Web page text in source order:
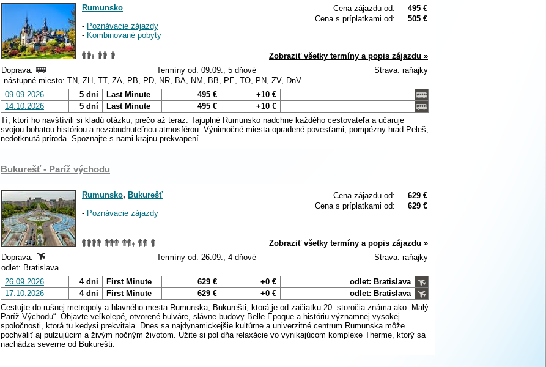
Cena zájazdu od:
495 €
Cena s príplatkami od:
505 €
Rumunsko
- Poznávacie zájazdy
- Kombinované pobyty
Zobraziť všetky termíny a popis zájazdu »
Doprava:
Termíny od: 09.09., 5 dňové
Strava: raňajky
nástupné miesto: TN, ZH, TT, ZA, PB, PD, NR, BA, NM, BB, PE, TO, PN, ZV, DnV
09.09.2026
5 dní Last Minute 495 €
+10 €
14.10.2026
5 dní Last Minute 495 €
+10 €
Tí, ktorí ho navštívili si kladú otázku, prečo až teraz. Tajuplné Rumunsko nadchne každého cestovateľa a učaruje
svojou bohatou históriou a nezabudnuteľnou atmosférou. Výnimočné miesta opradené povesťami, pompézny hrad Peleš,
nedotknutá príroda. Spoznajte s nami krajnu prekvapení.
Bukurešť - Paríž východu
Cena zájazdu od:
629 €
Cena s príplatkami od:
629 €
Rumunsko, Bukurešť
- Poznávacie zájazdy
Zobraziť všetky termíny a popis zájazdu »
Doprava:
Termíny od: 26.09., 4 dňové
Strava: raňajky
odlet: Bratislava
26.09.2026
4 dni First Minute 629 € +0 €
odlet: Bratislava
17.10.2026
4 dni First Minute 629 € +0 €
odlet: Bratislava
Cestujte do rušnej metropoly a hlavného mesta Rumunska, Bukurešti, ktorá je od začiatku 20. storočia známa ako „Malý
Paríž Východu“. Objavte veľkolepé, otvorené bulváre, slávne budovy Belle Époque a históriu významnej vysokej
spoločnosti, ktorá tu kedysi prekvitala. Dnes sa najdynamickejšie kultúrne a univerzitné centrum Rumunska môže
pochváliť aj pulzujúcim a živým nočným životom. Užite si pol dňa relaxácie vo vynikajúcom komplexe Therme, ktorý sa
nachádza severne od Bukurešti.